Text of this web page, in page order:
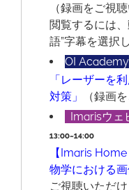
（録画をご視
閲覧するには
語”字幕を選択
OI Academy
「レーザーを
対策」
（録画
Imarisウェ
13:00~14:00
【Imaris
物学における
ご視聴いただけ